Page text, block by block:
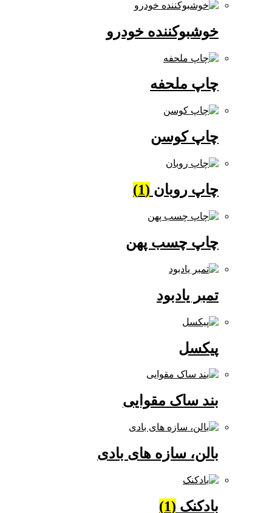
خوشبوکننده خودرو
چاپ ملحفه
چاپ کوسن
چاپ روبان(1)
چاپ چسب پهن
تمبر یادبود
بند ساک مقوایی
بالن، سازه های بادی